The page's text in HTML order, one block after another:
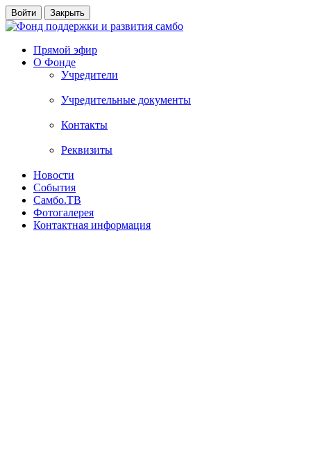
Прямой эфир
О Фонде
Учредители
Учредительные документы
Контакты
Реквизиты
Новости
События
Самбо.ТВ
Фотогалерея
Контактная информация